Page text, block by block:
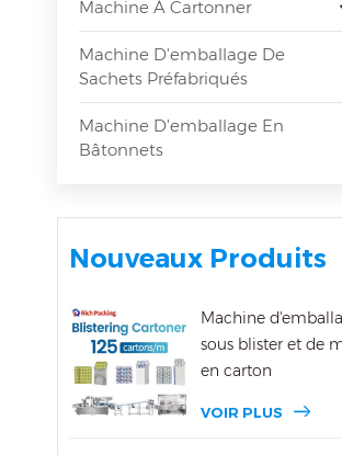
Machine À Cartonner
Machine D'emballage De
Sachets Préfabriqués
Machine D'emballage En
Bâtonnets
Nouveaux Produits
Machine
sous blister et de
en carton
VOIR PLUS